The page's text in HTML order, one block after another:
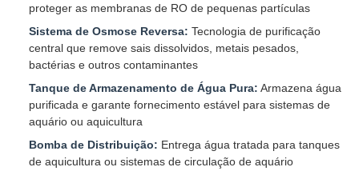
proteger as membranas de RO de pequenas partículas
Sistema de Osmose Reversa: Tecnologia de purificação
central que remove sais dissolvidos, metais pesados,
bactérias e outros contaminantes
Tanque de Armazenamento de Água Pura: Armazena água
purificada e garante fornecimento estável para sistemas de
aquário ou aquicultura
Bomba de Distribuição: Entrega água tratada para tanques
de aquicultura ou sistemas de circulação de aquário